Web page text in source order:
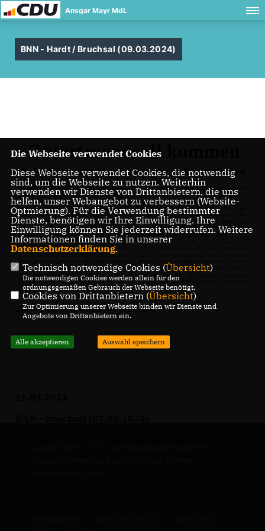
Ansgar Mayr MdL
BNN - Hardt / Bruchsal (09.03.2024)
BNN - Hardt / Bruchsal (09.03.2024)
Die Webseite verwendet Cookies
Diese Webseite verwendet Cookies, die notwendig
sind, um die Webseite zu nutzen. Weiterhin
verwenden wir Dienste von Drittanbietern, die uns
helfen, unser Webangebot zu verbessern (Website-
Optmierung). Für die Verwendung bestimmter
Dienste, benötigen wir Ihre Einwilligung. Ihre
Einwilligung können Sie jederzeit widerrufen. Weitere
Informationen finden Sie in unserer
Datenschutzerklärung.
Technisch notwendige Cookies (Übersicht)
Die notwendigen Cookies werden allein für den
ordnungsgemäßen Gebrauch der Webseite benötigt.
Cookies von Drittanbietern (Übersicht)
Zur Optimierung unserer Webseite binden wir Dienste und
Angebote von Drittanbietern ein.
Alle akzeptieren Auswahl speichern